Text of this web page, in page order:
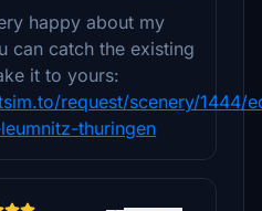
happy about my
can catch the existing
it to yours:
request/scenery/1444/
thuringen